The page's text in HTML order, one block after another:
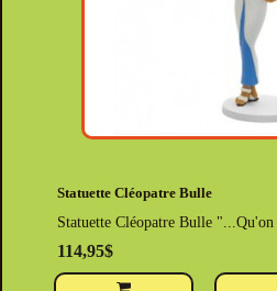
Statuette Cléopatre Bulle
Statuette Cléopatre Bulle
114,95$